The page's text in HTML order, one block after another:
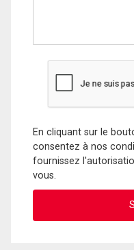
En cliquant sur le
consentez à nos
fournissez
vous.